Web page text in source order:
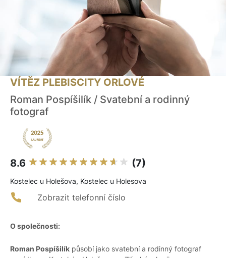
VÍTĚZ PLEBISCITY ORLOVÉ
Roman Pospíšilík / Svatební a rodinný
fotograf
8.6 (7)
Kostelec u Holešova, Kostelec u Holesova
Zobrazit telefonní číslo
O společnosti:
Roman Pospíšilík působí jako svatební a rodinný fotograf